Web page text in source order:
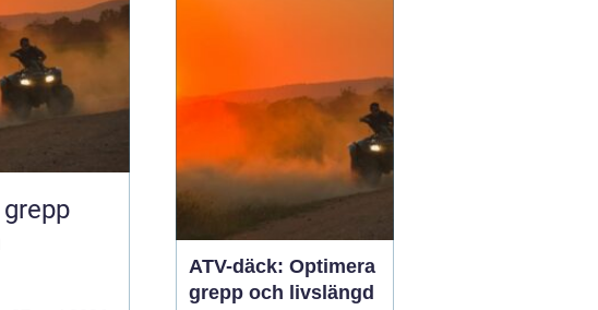
ATV-däck: Optimera
grepp och livslängd